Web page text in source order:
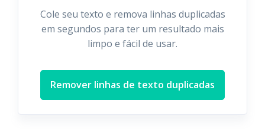
Cole seu texto e remova linhas duplicadas
em segundos para ter um resultado mais
limpo e fácil de usar.
Remover linhas de texto duplicadas